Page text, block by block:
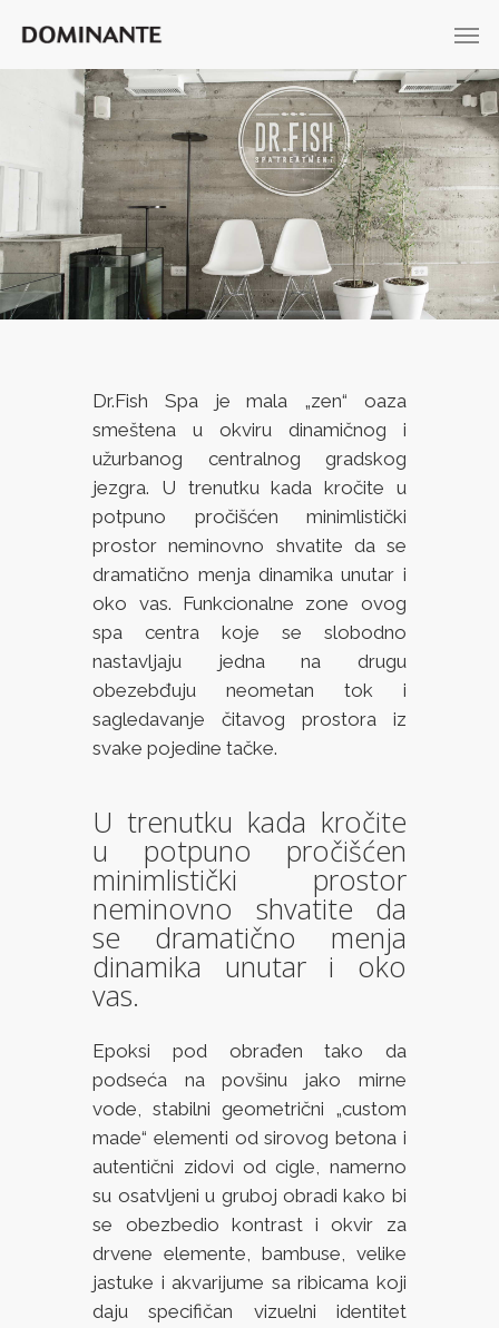
Dr.Fish Spa je mala „zen“ oaza
smeštena u okviru dinamičnog i
užurbanog centralnog gradskog
jezgra. U trenutku kada kročite u
potpuno pročišćen minimlistički
prostor neminovno shvatite da se
dramatično menja dinamika unutar i
oko vas. Funkcionalne zone ovog
spa centra koje se slobodno
nastavljaju jedna na drugu
obezebđuju neometan tok i
sagledavanje čitavog prostora iz
svake pojedine tačke.
U trenutku kada kročite
u potpuno pročišćen
minimlistički prostor
neminovno shvatite da
se dramatično menja
dinamika unutar i oko
vas.
Epoksi pod obrađen tako da
podseća na povšinu jako mirne
vode, stabilni geometrični „custom
made“ elementi od sirovog betona i
autentični zidovi od cigle, namerno
su osatvljeni u gruboj obradi kako bi
se obezbedio kontrast i okvir za
drvene elemente, bambuse, velike
jastuke i akvarijume sa ribicama koji
daju specifičan vizuelni identitet